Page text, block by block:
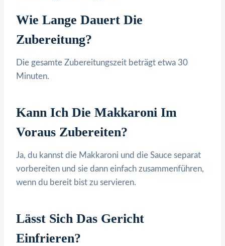
Wie Lange Dauert Die
Zubereitung?
Die gesamte Zubereitungszeit beträgt etwa 30
Minuten.
Kann Ich Die Makkaroni Im
Voraus Zubereiten?
Ja, du kannst die Makkaroni und die Sauce separat
vorbereiten und sie dann einfach zusammenführen,
wenn du bereit bist zu servieren.
Lässt Sich Das Gericht
Einfrieren?